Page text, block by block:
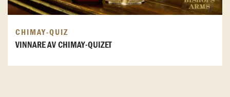
CHIMAY-QUIZ
VINNARE AV CHIMAY-QUIZET